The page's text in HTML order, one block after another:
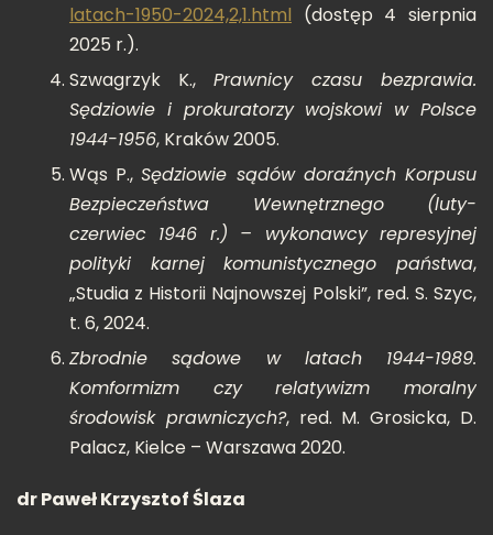
latach-1950-2024,2,1.html (dostęp 4 sierpnia
2025 r.).
Szwagrzyk K., Prawnicy czasu bezprawia.
Sędziowie i prokuratorzy wojskowi w Polsce
1944-1956, Kraków 2005.
Wąs P.,Sędziowie sądów doraźnych Korpusu
Bezpieczeństwa Wewnętrznego (luty-
czerwiec 1946 r.) – wykonawcy represyjnej
polityki karnej komunistycznego państwa,
„Studia z Historii Najnowszej Polski”, red. S. Szyc,
t. 6, 2024.
Zbrodnie sądowe w latach 1944-1989.
Komformizm czy relatywizm moralny
środowisk prawniczych?, red. M. Grosicka, D.
Palacz, Kielce – Warszawa 2020.
dr Paweł Krzysztof Ślaza